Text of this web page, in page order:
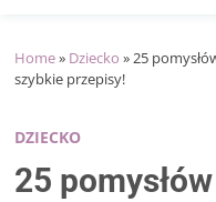
Home» Dziecko »25
szybkie przepisy!
DZIECKO
25